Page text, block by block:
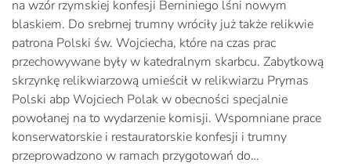
na wzór rzymskiej konfesji Berniniego lśni nowym
blaskiem. Do srebrnej trumny wróciły już także relikwie
patrona Polski św. Wojciecha, które na czas prac
przechowywane były w katedralnym skarbcu. Zabytkową
skrzynkę relikwiarzową umieścił w relikwiarzu Prymas
Polski abp Wojciech Polak w obecności specjalnie
powołanej na to wydarzenie komisji. Wspomniane prace
konserwatorskie i restauratorskie konfesji i trumny
przeprowadzono w ramach przygotowań do…